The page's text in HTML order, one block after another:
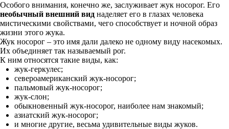
Особого внимания, конечно же, заслуживает жук носорог. Его
необычный внешний вид наделяет его в глазах человека
мистическими свойствами, чего способствует и ночной образ
жизни этого жука.
Жук носорог – это имя дали далеко не одному виду насекомых.
Их объединяет так называемый рог.
К ним относятся такие виды, как:
жук-геркулес;
североамериканский жук-носорог;
пальмовый жук-носорог;
жук-слон;
обыкновенный жук-носорог, наиболее нам знакомый;
азиатский жук-носорог;
и многие другие, весьма удивительные виды жуков.